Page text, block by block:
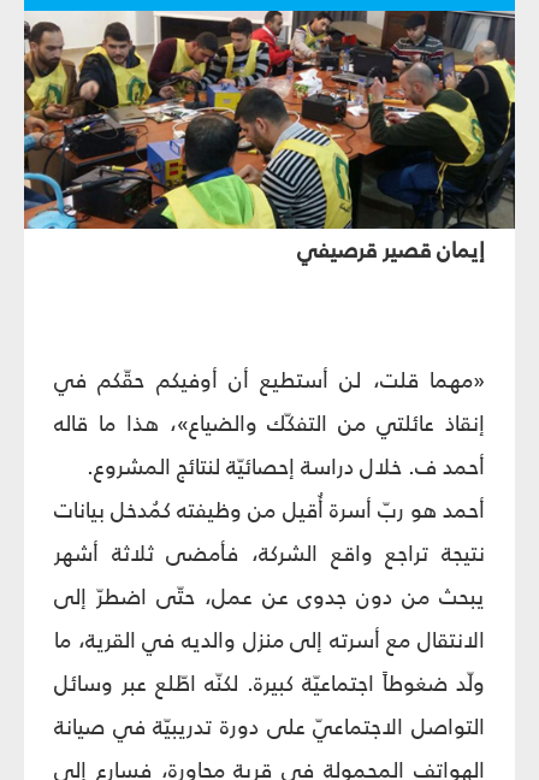
إيمان قصير قرصيفي
«مهما قلت، لن أستطيع أن أوفيكم حقّكم في
إنقاذ عائلتي من التفكّك والضياع»، هذا ما قاله
أحمد ف. خلال دراسة إحصائيّة لنتائج المشروع.
أحمد هو ربّ أسرة أُقيل من وظيفته كمُدخل بيانات
نتيجة تراجع واقع الشركة، فأمضى ثلاثة أشهر
يبحث من دون جدوى عن عمل، حتّى اضطرّ إلى
الانتقال مع أسرته إلى منزل والديه في القرية، ما
ولّد ضغوطاً اجتماعيّة كبيرة. لكنّه اطّلع عبر وسائل
التواصل الاجتماعيّ على دورة تدريبيّة في صيانة
الهواتف المحمولة في قرية مجاورة، فسارع إلى